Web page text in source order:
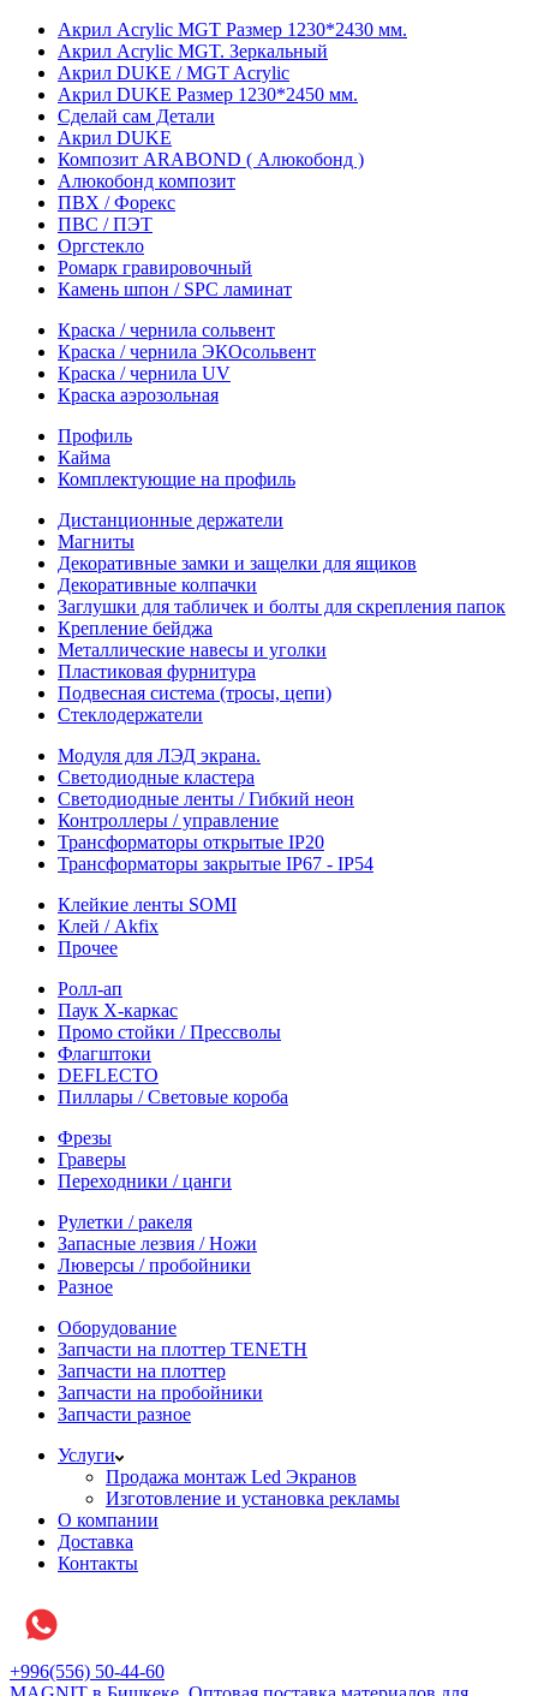
Акрил Acrylic MGT Размер 1230*2430 мм.
Акрил Acrylic MGT. Зеркальный
Акрил DUKE / MGT Acrylic
Акрил DUKE Размер 1230*2450 мм.
Сделай сам Детали
Акрил DUKE
Композит ARABOND ( Алюкобонд )
Алюкобонд композит
ПВХ / Форекс
ПВС / ПЭТ
Оргстекло
Ромарк гравировочный
Камень шпон / SPC ламинат
Краска / чернила сольвент
Краска / чернила ЭКОсольвент
Краска / чернила UV
Краска аэрозольная
Профиль
Кайма
Комплектующие на профиль
Дистанционные держатели
Магниты
Декоративные замки и защелки для ящиков
Декоративные колпачки
Заглушки для табличек и болты для скрепления папок
Крепление бейджа
Металлические навесы и уголки
Пластиковая фурнитура
Подвесная система (тросы, цепи)
Стеклодержатели
Модуля для ЛЭД экрана.
Светодиодные кластера
Светодиодные ленты / Гибкий неон
Контроллеры / управление
Трансформаторы открытые IP20
Трансформаторы закрытые IP67 - IP54
Клейкие ленты SOMI
Клей / Akfix
Прочее
Ролл-ап
Паук X-каркас
Промо стойки / Прессволы
Флагштоки
DEFLECTO
Пиллары / Световые короба
Фрезы
Граверы
Переходники / цанги
Рулетки / ракеля
Запасные лезвия / Ножи
Люверсы / пробойники
Разное
Оборудование
Запчасти на плоттер TENETH
Запчасти на плоттер
Запчасти на пробойники
Запчасти разное
Услуги
Продажа монтаж Led Экранов
Изготовление и установка рекламы
О компании
Доставка
Контакты
+996(556) 50-44-60